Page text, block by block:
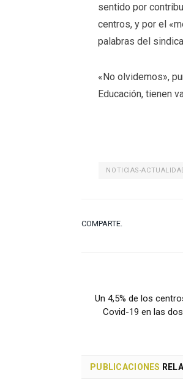
sentido por
centros, y por el
palabras del
«No olvidemos»,
Educación, tienen
NOTICIAS-
COMPARTE.
Un 4,5% de los
Covid-19 en las
PUBLICACIONES